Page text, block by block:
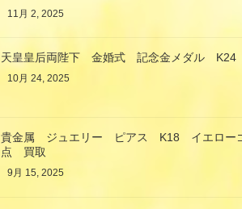
11月 2, 2025
天皇皇后両陛下 金婚式 記念金メダル
10月 24, 2025
貴金属 ジュエリー ピアス K18 イエロー
点 買取
9月 15, 2025